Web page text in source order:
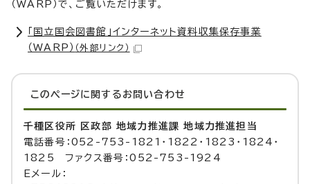
（WARP）で、ご覧いただけます。
「国立国会図書館」インターネット資料収集保存事業
（WARP） （外部リンク）
このページに関する お問い合わせ
千種区役所 区政部 地域力推進課 地域力推進担当
電話番号：052-753-1821・1822・1823・1824・
1825 ファクス番号：052-753-1924
Eメール：